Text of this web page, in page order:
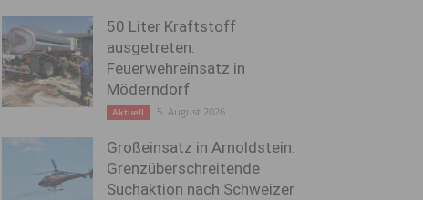
50 Liter Kraftstoff
ausgetreten:
Feuerwehreinsatz in
Möderndorf
Aktuell 5. August 2026
Großeinsatz in Arnoldstein:
Grenzüberschreitende
Suchaktion nach Schweizer